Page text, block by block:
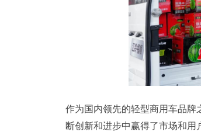
作为国内领先的轻型商用车品牌
断创新和进步中赢得了市场和用